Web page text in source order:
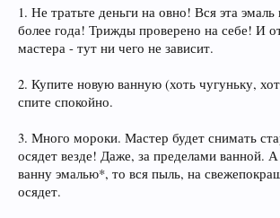
1. Не тратьте деньги на овно! Вся эта
более года! Трижды проверено на себе! И
мастера - тут ни чего не зависит.
2. Купите новую ванную (хоть чугуньку,
спите спокойно.
3. Много мороки. Мастер будет снимать
осядет везде! Даже, за пределами ванной. А
ванну эмалью*, то вся пыль, на
осядет.